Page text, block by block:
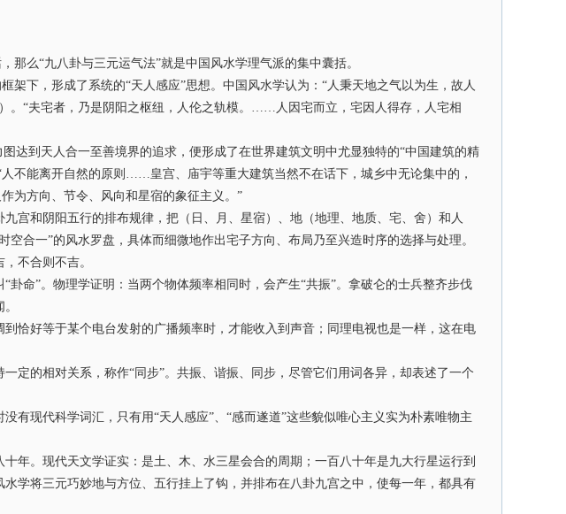
那么“九八卦与三元运气法”就是中国风水学理气派的集中囊括。
下，形成了系统的“天人感应”思想。中国风水学认为：“人秉天地之气以为生，故人
。“夫宅者，乃是阴阳之枢纽，人伦之轨模。……人因宅而立，宅因人得存，人宅相
到天人合一至善境界的追求，便形成了在世界建筑文明中尤显独特的“中国建筑的精
不能离开自然的原则……皇宫、庙宇等重大建筑当然不在话下，城乡中无论集中的，
为方向、节令、风向和星宿的象征主义。”
和阴阳五行的排布规律，把（日、月、星宿）、地（地理、地质、宅、舍）和人
合一”的风水罗盘，具体而细微地作出宅子方向、布局乃至兴造时序的选择与处理。
不合则不吉。
命”。物理学证明：当两个物体频率相同时，会产生“共振”。拿破仑的士兵整齐步伐
好等于某个电台发射的广播频率时，才能收入到声音；同理电视也是一样，这在电
的相对关系，称作“同步”。共振、谐振、同步，尽管它们用词各异，却表述了一个
现代科学词汇，只有用“天人感应”、“感而遂道”这些貌似唯心主义实为朴素唯物主
。现代天文学证实：是土、木、水三星会合的周期；一百八十年是九大行星运行到
学将三元巧妙地与方位、五行挂上了钩，并排布在八卦九宫之中，使每一年，都具有